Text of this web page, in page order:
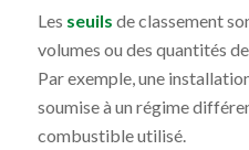
Les seuils de classement
volumes ou des quantités
Par exemple, une
soumise à un régime
combustible utilisé.